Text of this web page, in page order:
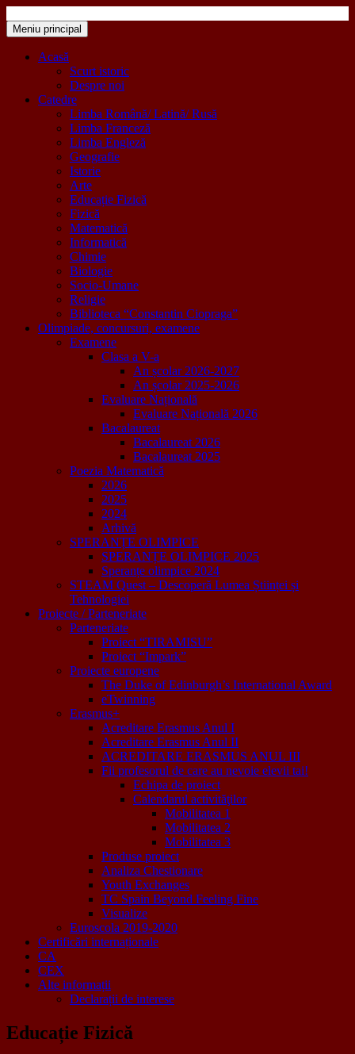
la
conținut
Colegiul Național „Mihail Sadoveanu” Pașcani
"Inima educației este educația inimii!"
Meniu principal
Acasă
Scurt istoric
Despre noi
Catedre
Limba Română/ Latină/ Rusă
Limba Franceză
Limba Engleză
Geografie
Istorie
Arte
Educație Fizică
Fizică
Matematică
Informatică
Chimie
Biologie
Socio-Umane
Religie
Biblioteca “Constantin Ciopraga”
Olimpiade, concursuri, examene
Examene
Clasa a V-a
An școlar 2026-2027
An școlar 2025-2026
Evaluare Națională
Evaluare Națională 2026
Bacalaureat
Bacalaureat 2026
Bacalaureat 2025
Poezia Matematică
2026
2025
2024
Arhivă
SPERANȚE OLIMPICE
SPERANȚE OLIMPICE 2025
Speranțe olimpice 2024
STEAM Quest – Descoperă Lumea Științei și
Tehnologiei
Proiecte / Parteneriate
Parteneriate
Proiect “TIRAMISU”
Proiect “Impark”
Proiecte europene
The Duke of Edinburgh’s International Award
eTwinning
Erasmus+
Acreditare Erasmus Anul I
Acreditare Erasmus Anul II
ACREDITARE ERASMUS ANUL III
Fii profesorul de care au nevoie elevii tai!
Echipa de proiect
Calendarul activităţilor
Mobilitatea 1
Mobilitatea 2
Mobilitatea 3
Produse proiect
Analiza Chestionare
Youth Exchanges
TC Spain Beyond Feeling Fine
Visualize
Euroscola 2019-2020
Certificări internaționale
CA
CEX
Alte informații
Declarații de interese
Educație Fizică